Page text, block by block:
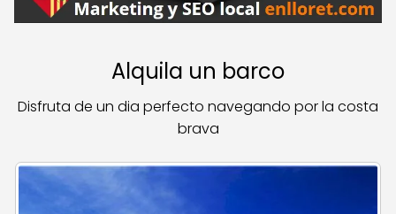
Alquila un barco
Disfruta de un dia perfecto navegando por la costa
brava